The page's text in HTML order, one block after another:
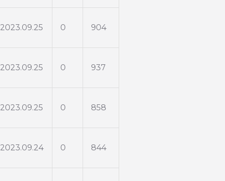
2023.09.25 0 904
2023.09.25 0 937
2023.09.25 0 858
2023.09.24 0 844